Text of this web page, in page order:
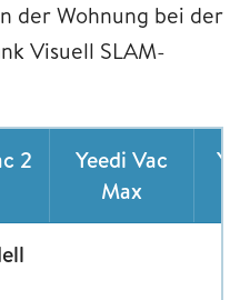
der Wohnung bei der
Visuell SLAM-
2
Yeedi Vac
Max